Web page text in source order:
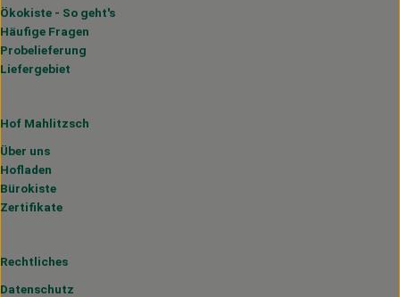
Ökokiste - So geht's
Häufige Fragen
Probelieferung
Liefergebiet
Hof Mahlitzsch
Über uns
Hofladen
Bürokiste
Zertifikate
Rechtliches
Datenschutz